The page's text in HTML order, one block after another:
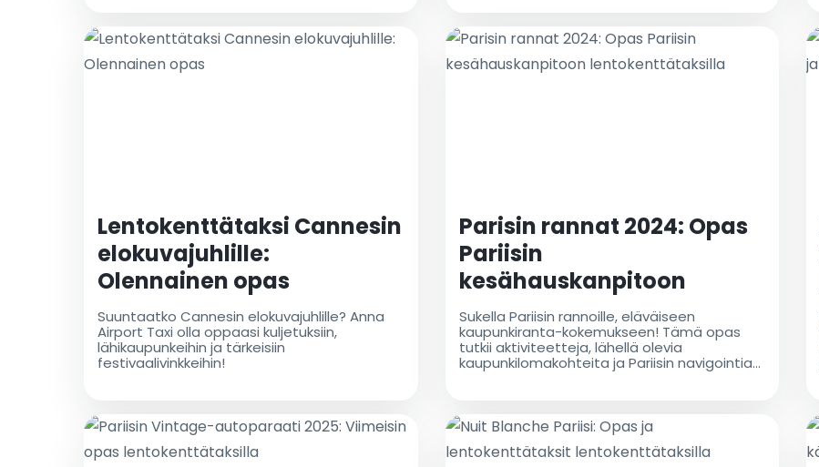
Lentokenttätaksi Cannesin
elokuvajuhlille:
Olennainen opas
Suuntaatko Cannesin elokuvajuhlille? Anna
Airport Taxi olla oppaasi kuljetuksiin,
lähikaupunkeihin ja tärkeisiin
festivaalivinkkeihin!
Parisin rannat 2024: Opas
Pariisin
kesähauskanpitoon
lentokenttätaksilla
Sukella Pariisin rannoille, eläväiseen
kaupunkiranta-kokemukseen! Tämä opas
tutkii aktiviteetteja, lähellä olevia
kaupunkilomakohteita ja Pariisin navigointia